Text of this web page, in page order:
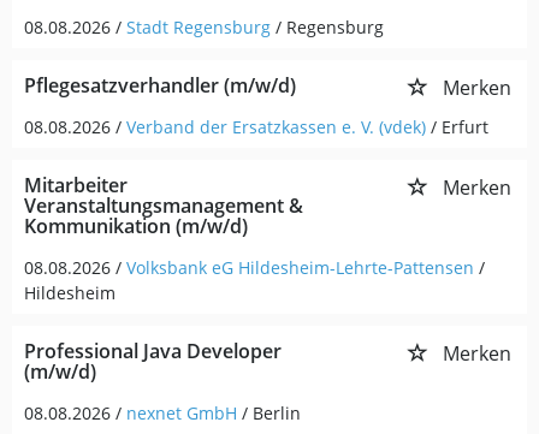
08.08.2026 / Stadt Regensburg / Regensburg
Pflegesatzverhandler (m/w/d) Merken
08.08.2026 / Verband der Ersatzkassen e. V. (vdek) / Erfurt
Mitarbeiter
Veranstaltungsmanagement &
Kommunikation (m/w/d)
Merken
08.08.2026 / Volksbank eG Hildesheim-Lehrte-Pattensen /
Hildesheim
Professional Java Developer
(m/w/d)
Merken
08.08.2026 / nexnet GmbH / Berlin